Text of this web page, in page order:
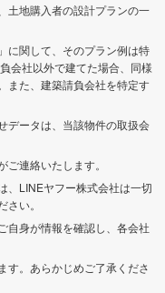
土地購入者の設計プランの一
に関して、そのプラン例は特
会社以外で建てた場合、同様
また、建築請負会社を特定す
データは、当該物件の取扱会
連絡いたします。
、LINEヤフー株式会社は一切
い。
自身が情報を確認し、各会社
す。あらかじめご了承くださ